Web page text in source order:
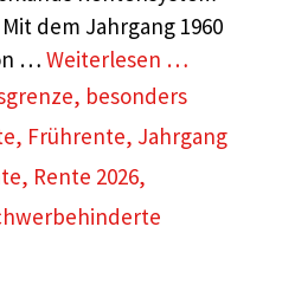
dem Jahrgang 1960
… Weiterlesen …
, besonders
, Frührente, Jahrgang
, Rente 2026,